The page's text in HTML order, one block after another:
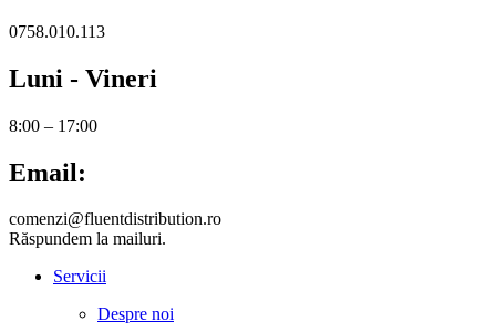
0758.010.113
Luni - Vineri
8:00 – 17:00
Email:
comenzi@fluentdistribution.ro
Răspundem la mailuri.
Servicii
Despre noi